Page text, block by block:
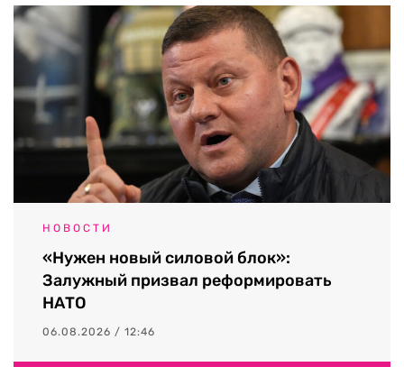
НОВОСТИ
«Нужен новый силовой блок»:
Залужный призвал реформировать
НАТО
06.08.2026 / 12:46